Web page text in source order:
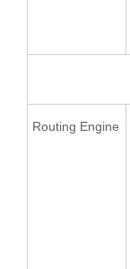
Routing Engine